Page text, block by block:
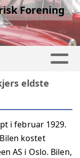
Forening
eldste
i februar 1929.
kostet
AS i Oslo. Bilen,